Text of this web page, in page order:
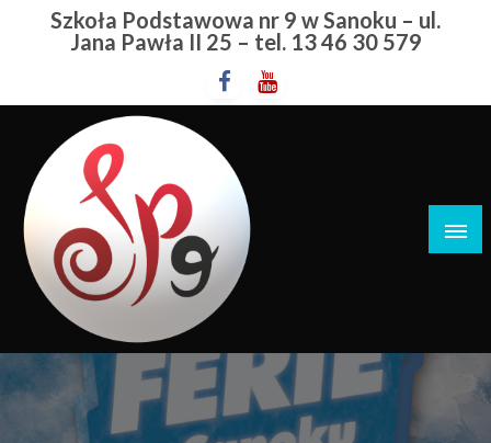
PrzejdźSzkoła Podstawowa nr 9 w Sanoku – ul.
Jana Pawła II 25 – tel. 13 46 30 579
Szkoła Podstawowa nr 9 w Sanoku